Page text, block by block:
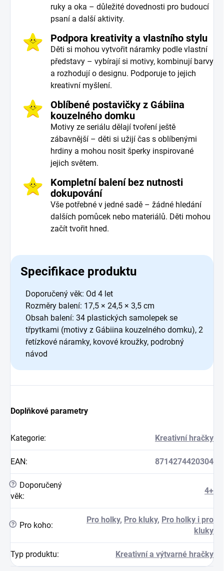
ruky a oka – důležité dovednosti pro budoucí
psaní a další aktivity.
Podpora kreativity a vlastního stylu
Děti si mohou vytvořit náramky podle vlastní
představy – vybírají si motivy, kombinují barvy
a rozhodují o designu. Podporuje to jejich
kreativní myšlení.
Oblíbené postavičky z Gábiina
kouzelného domku
Motivy ze seriálu dělají tvoření ještě
zábavnější – děti si užijí čas s oblíbenými
hrdiny a mohou nosit šperky inspirované
jejich světem.
Kompletní balení bez nutnosti
dokupování
Vše potřebné v jedné sadě – žádné hledání
dalších pomůcek nebo materiálů. Děti mohou
začít tvořit hned.
Specifikace produktu
Doporučený věk: Od 4 let
Rozměry balení: 17,5 × 24,5 × 3,5 cm
Obsah balení: 34 plastických samolepek se
třpytkami (motivy z Gábiina kouzelného domku), 2
řetízkové náramky, kovové kroužky, podrobný
návod
Doplňkové parametry
Kategorie: Kreativní hračky
EAN: 8714274420304
? Doporučený
věk:
4+
? Pro koho:
Pro holky, Pro kluky, Pro holky i pro
kluky
Typ produktu: Kreativní a výtvarné hračky